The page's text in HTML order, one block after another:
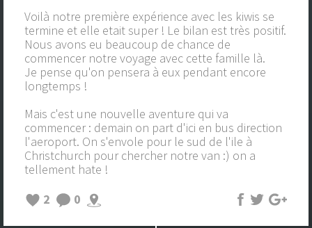
Voilà notre première expérience avec les kiwis se
termine et elle etait super ! Le bilan est très positif.
Nous avons eu beaucoup de chance de
commencer notre voyage avec cette famille là.
Je pense qu'on pensera à eux pendant encore
longtemps !
Mais c'est une nouvelle aventure qui va
commencer : demain on part d'ici en bus direction
l'aeroport. On s'envole pour le sud de l'ile à
Christchurch pour chercher notre van :) on a
tellement hate !
2
0